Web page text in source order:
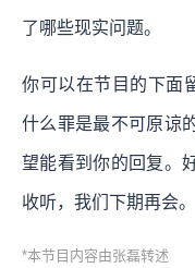
了哪些现实问题。
你可以在节目的下面
什么罪是最不可原谅
望能看到你的回复。
收听，我们下期再会。
*本节目内容由张磊转述